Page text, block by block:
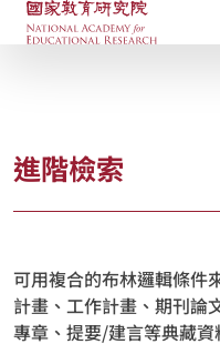
國家教育研
進階檢索
可用複合的布林邏輯條件
計畫、工作計畫、期刊論
專章、提要/建言等典藏資